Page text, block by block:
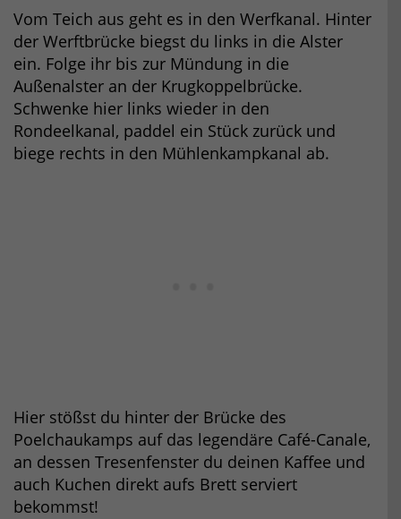
Vom Teich aus geht es in den Werfkanal. Hinter
der Werftbrücke biegst du links in die Alster
ein. Folge ihr bis zur Mündung in die
Außenalster an der Krugkoppelbrücke.
Schwenke hier links wieder in den
Rondeelkanal, paddel ein Stück zurück und
biege rechts in den Mühlenkampkanal ab.
Hier stößst du hinter der Brücke des
Poelchaukamps auf das legendäre Café-Canale,
an dessen Tresenfenster du deinen Kaffee und
auch Kuchen direkt aufs Brett serviert
bekommst!